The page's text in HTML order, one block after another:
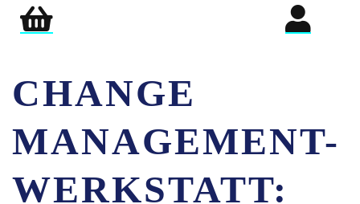
CHANGE
MANAGEMENT-
WERKSTATT: